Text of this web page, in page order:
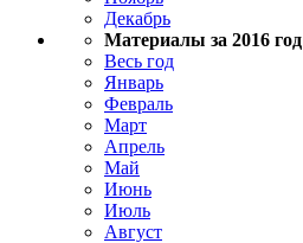
Декабрь
Материалы за 2016 год
Весь год
Январь
Февраль
Март
Апрель
Май
Июнь
Июль
Август